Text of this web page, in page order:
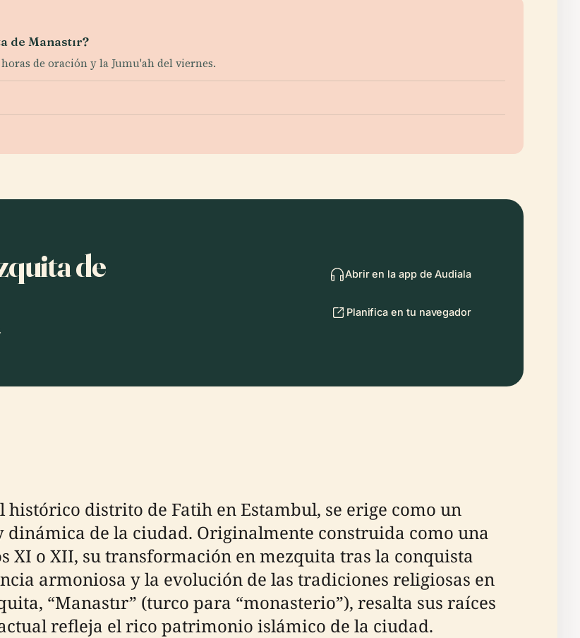
de Manastır?
de oración y la Jumu'ah del viernes.
de Abrir en la app de Audiala
Planifica en tu navegador
histórico distrito de Fatih en Estambul, se erige como un
de la ciudad. Originalmente construida como una
XI o XII, su transformación en mezquita tras la conquista
armoniosa y la evolución de las tradiciones religiosas en
“Manastır” (turco para “monasterio”), resalta sus raíces
refleja el rico patrimonio islámico de la ciudad.